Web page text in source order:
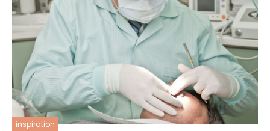
inspiration